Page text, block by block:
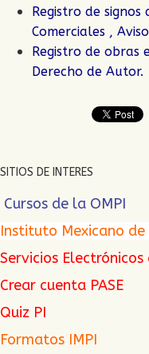
Registro de
Comerciales ,
Registro de
Derecho de Autor.
SITIOS DE INTERES
Cursos de la OMPI
Instituto Mexicano
Servicios Electrónicos
Crear cuenta PASE
Quiz PI
Formatos IMPI